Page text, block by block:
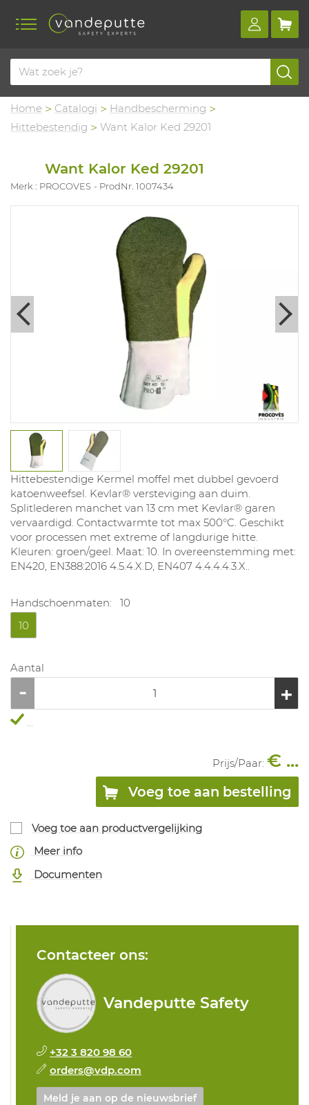
Home Catalogi
Handbescherming
Hittebestendig
Want Kalor Ked 29201
Want Kalor Ked 29201
Merk : PROCOVES ProdNr. 1007434
Hittebestendige Kermel moffel met dubbel gevoerd
katoenweefsel. Kevlar® versteviging aan duim.
Splitlederen manchet van 13 cm met Kevlar® garen
vervaardigd. Contactwarmte tot max 500°C. Geschikt
voor processen met extreme of langdurige hitte.
Kleuren: groen/geel. Maat: 10. In overeenstemming met:
EN420, EN388:2016 4.5.4.X.D, EN407 4.4.4.4.3.X..
Handschoenmaten:
10
10
Aantal
...
Prijs/Paar: € ...
Voeg toe aan bestelling
Voeg toe aan productvergelijking
Meer info
Documenten
Contacteer ons:
Vandeputte Safety
+32 3 820 98 60
orders@vdp.com
Meld je aan op de nieuwsbrief